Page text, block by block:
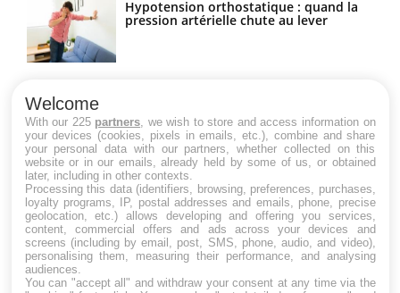
Hypotension orthostatique : quand la
pression artérielle chute au lever
Maladie de Charcot (Sclérose latérale
amyotrophique)
Welcome
With our 225 partners , we wish to store and access information on
your devices (cookies, pixels in emails, etc.), combine and share
your personal data with our partners, whether collected on this
website or in our emails, already held by some of us, or obtained
later, including in other contexts.
Processing this data (identifiers, browsing, preferences, purchases,
loyalty programs, IP, postal addresses and emails, phone, precise
geolocation, etc.) allows developing and offering you services,
content, commercial offers and ads across your devices and
screens (including by email, post, SMS, phone, audio, and video),
personalising them, measuring their performance, and analysing
audiences.
You can "accept all" and withdraw your consent at any time via the